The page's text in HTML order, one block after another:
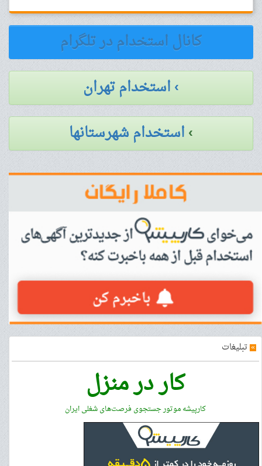
کانال استخدام در تلگرام
› استخدام تهران
›استخدام شهرستانها
» تبلیغات
کار در منزل
کارپیشه موتور جستجوی فرصت‌های شغلی ایران